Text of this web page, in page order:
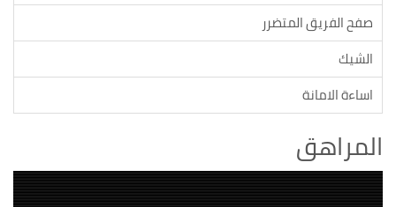
صفح الفريق المتضرر
الشيك
اساءة الامانة
المراهق